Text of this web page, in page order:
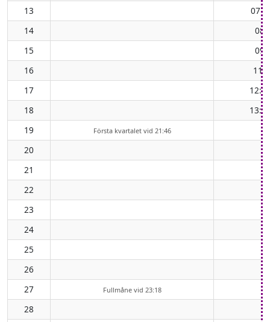
13
14
15
16
17
18
19 Första kvartalet vid 21:46
20
21
22
23
24
25
26
27
Fullmåne vid 23:18
28